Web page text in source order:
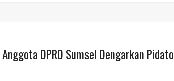
DPRD Sumsel Dengarkan Pidato